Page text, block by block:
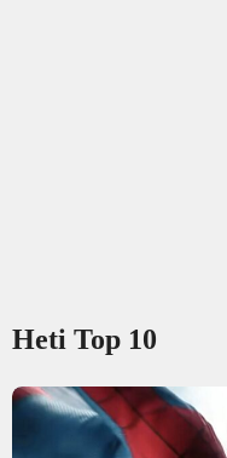
Heti Top 10